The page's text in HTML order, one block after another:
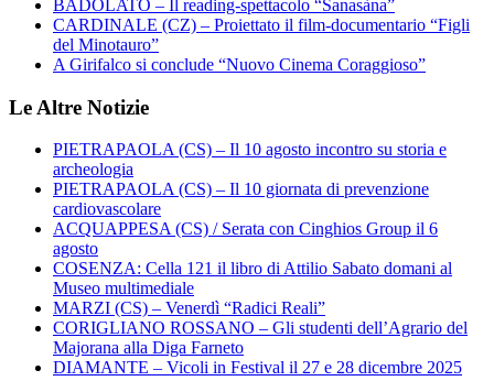
BADOLATO – Il reading-spettacolo “Sanasàna”
CARDINALE (CZ) – Proiettato il film-documentario “Figli
del Minotauro”
A Girifalco si conclude “Nuovo Cinema Coraggioso”
Le Altre Notizie
PIETRAPAOLA (CS) – Il 10 agosto incontro su storia e
archeologia
PIETRAPAOLA (CS) – Il 10 giornata di prevenzione
cardiovascolare
ACQUAPPESA (CS) / Serata con Cinghios Group il 6
agosto
COSENZA: Cella 121 il libro di Attilio Sabato domani al
Museo multimediale
MARZI (CS) – Venerdì “Radici Reali”
CORIGLIANO ROSSANO – Gli studenti dell’Agrario del
Majorana alla Diga Farneto
DIAMANTE – Vicoli in Festival il 27 e 28 dicembre 2025